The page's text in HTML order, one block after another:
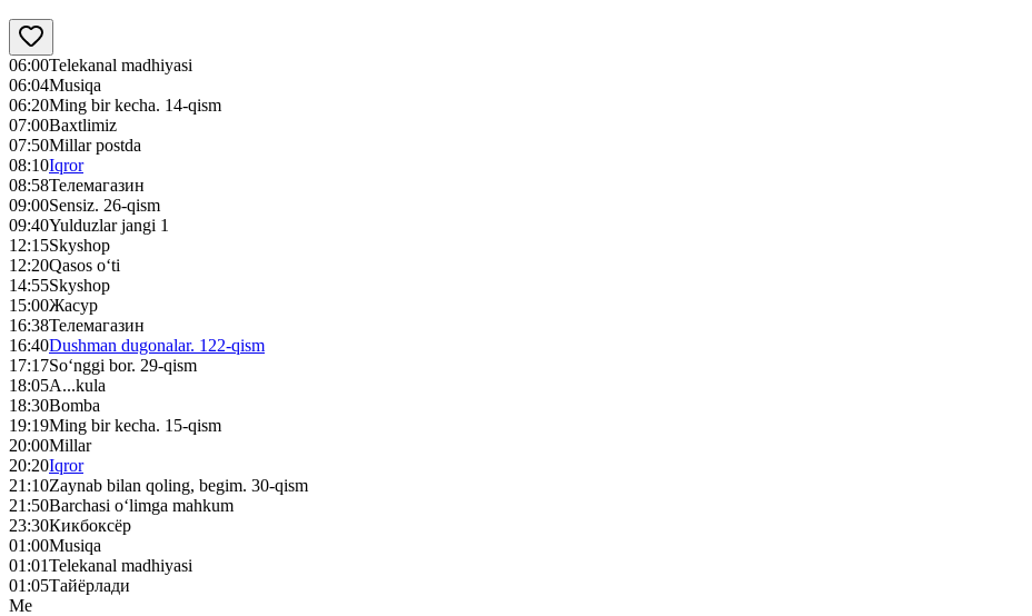
06:00Telekanal madhiyasi
06:04Musiqa
06:20Ming bir kecha. 14-qism
07:00Baxtlimiz
07:50Millar postda
08:10Iqror
08:58Телемагазин
09:00Sensiz. 26-qism
09:40Yulduzlar jangi 1
12:15Skyshop
12:20Qasos o‘ti
14:55Skyshop
15:00Жасур
16:38Телемагазин
16:40Dushman dugonalar. 122-qism
17:17So‘nggi bor. 29-qism
18:05A...kula
18:30Bomba
19:19Ming bir kecha. 15-qism
20:00Millar
20:20Iqror
21:10Zaynab bilan qoling, begim. 30-qism
21:50Barchasi o‘limga mahkum
23:30Кикбоксёр
01:00Musiqa
01:01Telekanal madhiyasi
01:05Тайёрлади
Me